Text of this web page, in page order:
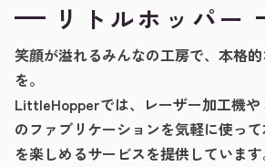
リトルホッパー
笑顔が溢れるみんなの工房で、本格
を。
LittleHopperでは、レーザー加工機や
のファブリケーションを気軽に使っ
を楽しめるサービスを提供していま